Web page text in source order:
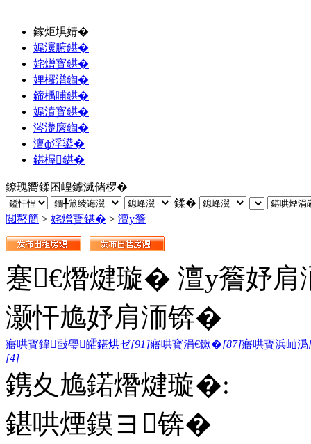
鎵炬埧婧�
娓濅腑鍖�
姹熷寳鍖�
娌欏潽鍧�
鍗楀哺鍖�
娓濆寳鍖�
涔濋緳鍧�
澶ф浮鍙�
鍖楃鍖�
鐐瑰嚮鍒囨崲鎼滅储椤�
鍒�
閲嶅簡 > 姹熷寳鍖� > 澶у簷
蹇€熸煡璇� 澶у簷妤
灏忓尯妤肩洏锛�
寤哄寳鍏敮璺皬鍖烘ゼ[91]寤哄寳涓€鏉�[87]寤哄寳浜屾潙
[4]
鎸夊尯鍩熸煡璇�:
鍖哄煙鏌ヨ锛�